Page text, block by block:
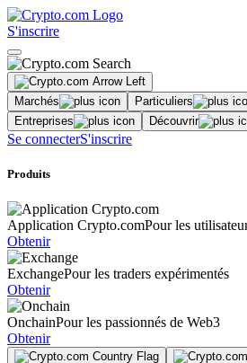
S'inscrire
Marchés
Particuliers
Entreprises
Découvrir
Se connecterS'inscrire
Produits
Application Crypto.comPour les
Obtenir
ExchangePour les traders expérimentés
Obtenir
OnchainPour les passionnés de Web3
Obtenir